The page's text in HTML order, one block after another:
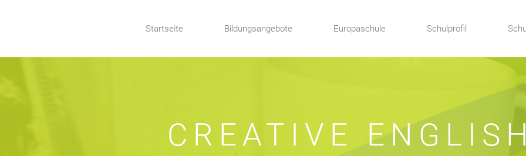
Startseite Bildungsangebote Europaschule Schulprofil
CREATIVE ENGLISH